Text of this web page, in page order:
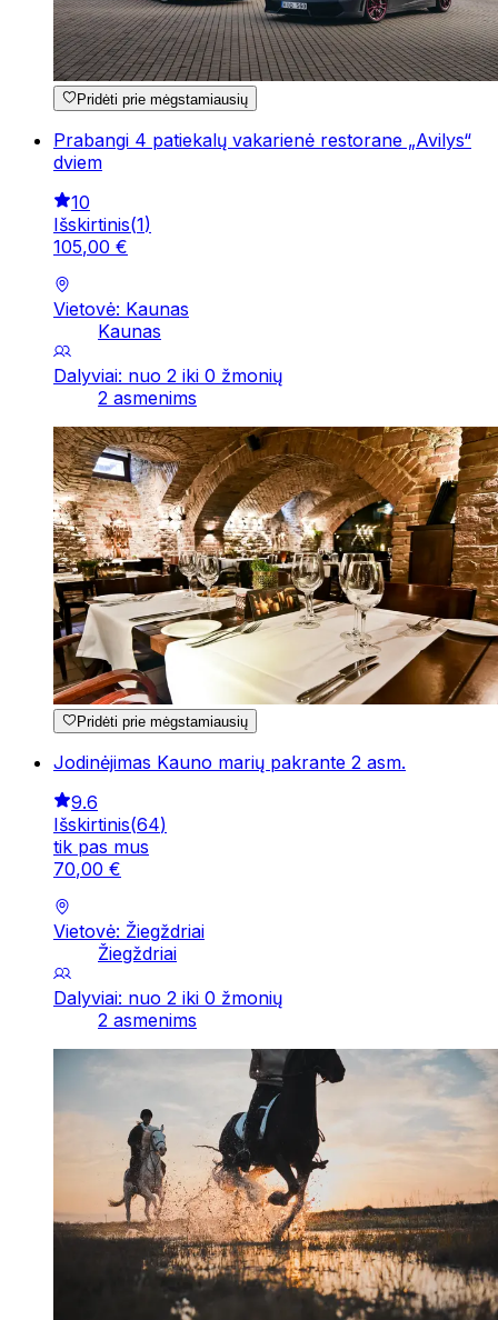
Pridėti prie mėgstamiausių
Prabangi 4 patiekalų vakarienė restorane „Avilys“
dviem
10
Išskirtinis(1)
105,00 €
Vietovė: Kaunas
Kaunas
Dalyviai: nuo 2 iki 0 žmonių
2 asmenims
Pridėti prie mėgstamiausių
Jodinėjimas Kauno marių pakrante 2 asm.
9.6
Išskirtinis(64)
tik pas mus
70,00 €
Vietovė: Žiegždriai
Žiegždriai
Dalyviai: nuo 2 iki 0 žmonių
2 asmenims